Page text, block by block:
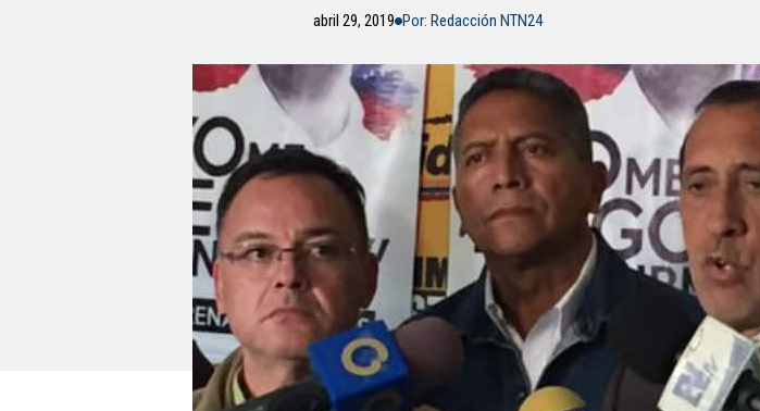
abril 29, 2019 Por: Redacción NTN24